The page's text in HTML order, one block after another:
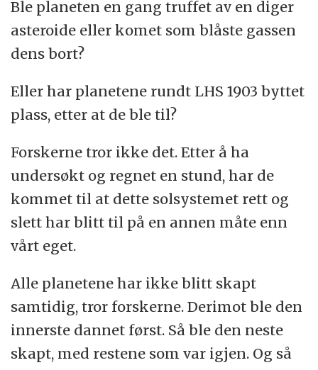
Ble planeten en gang truffet av en diger
asteroide eller komet som blåste gassen
dens bort?
Eller har planetene rundt LHS 1903 byttet
plass, etter at de ble til?
Forskerne tror ikke det. Etter å ha
undersøkt og regnet en stund, har de
kommet til at dette solsystemet rett og
slett har blitt til på en annen måte enn
vårt eget.
Alle planetene har ikke blitt skapt
samtidig, tror forskerne. Derimot ble den
innerste dannet først. Så ble den neste
skapt, med restene som var igjen. Og så